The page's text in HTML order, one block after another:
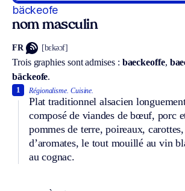
bäckeofe
nom masculin
FR [bɛkəɔf]
Trois graphies sont admises : baeckeoffe,
bäckeofe.
Régionalisme. Cuisine.
Plat traditionnel alsacien
composé de viandes de bœuf, porc
pommes de terre, poireaux,
d’aromates, le tout mouillé au vin
au cognac.
1